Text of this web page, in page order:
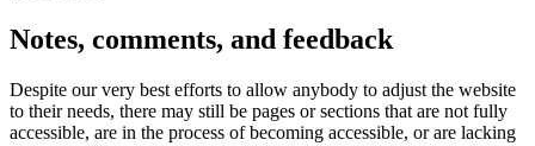
Notes, comments, and feedback
Despite our very best efforts to allow anybody to adjust the website
to their needs, there may still be pages or sections that are not fully
accessible, are in the process of becoming accessible, or are lacking